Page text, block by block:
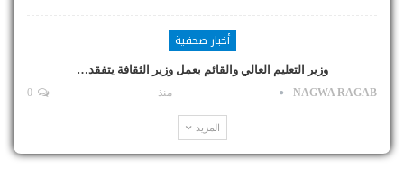
أخبار صحفية
وزير التعليم العالي والقائم بعمل وزير الثقافة يتفقد…
NAGWA RAGAB منذ
المزيد